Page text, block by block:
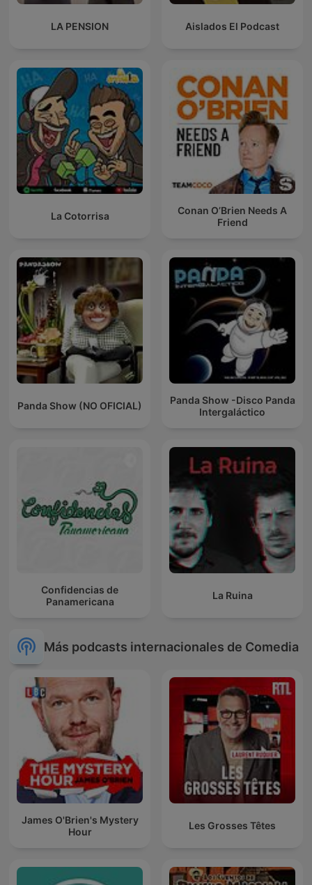
LA PENSION Aislados El Podcast
La Cotorrisa
Conan O’Brien Needs A
Friend
Panda Show (NO OFICIAL)
Panda Show -Disco Panda
Intergaláctico
Confidencias de
Panamericana
La Ruina
Más podcasts internacionales de Comedia
James O'Brien's Mystery
Hour
Les Grosses Têtes